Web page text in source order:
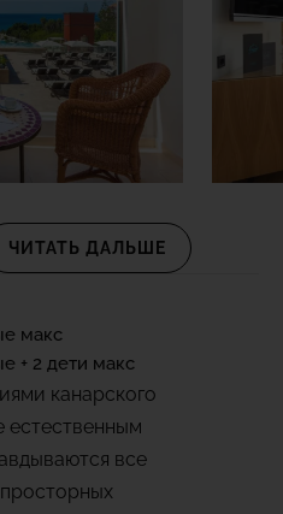
ЧИТАТЬ ДАЛЬШЕ
макс
+ 2 дети макс
канарского
естественным
все